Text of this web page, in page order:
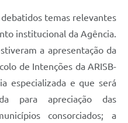
temas relevantes
institucional da Agência.
a apresentação da
de Intenções da ARISB-
especializada e que será
para apreciação das
consorciados; a